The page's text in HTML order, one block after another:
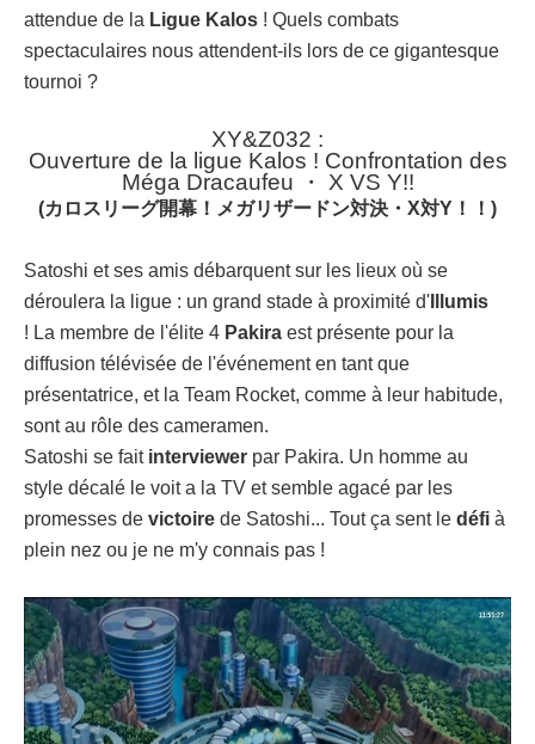
attendue de la Ligue Kalos ! Quels combats
spectaculaires nous attendent-ils lors de ce gigantesque
tournoi ?
XY&Z032 :
Ouverture de la ligue Kalos ! Confrontation des
Méga Dracaufeu ・ X VS Y!!
(カロスリーグ開幕！メガリザードン対決・X対Y！！)
Satoshi et ses amis débarquent sur les lieux où se
déroulera la ligue : un grand stade à proximité d' Illumis
! La membre de l'élite 4 Pakira est présente pour la
diffusion télévisée de l'événement en tant que
présentatrice, et la Team Rocket, comme à leur habitude,
sont au rôle des cameramen.
Satoshi se fait interviewer par Pakira. Un homme au
style décalé le voit a la TV et semble agacé par les
promesses de victoire de Satoshi... Tout ça sent le défi à
plein nez ou je ne m'y connais pas !